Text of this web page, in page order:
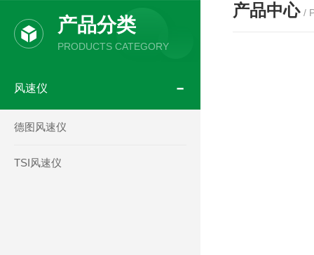
产品分类
PRODUCTS CATEGORY
风速仪
德图风速仪
TSI风速仪
产品中心 /